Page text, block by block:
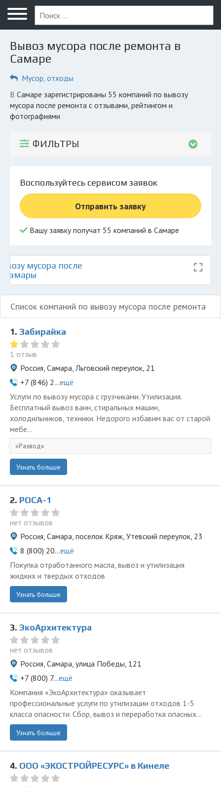
Меню
Главная
Вопрос юристу
Компании
КОМПАНИЯМ
© 2026 Все права защищены
Вывоз мусора после ремонта в
Самаре
Мусор, отходы
в Самаре зарегистрированы 55 компаний по вывозу
мусора после ремонта с отзывами, рейтингом и
фотографиями
ФИЛЬТРЫ
Воспользуйтесь сервисом заявок
Отправить заявку
Вашу заявку получат 55 компаний в Самаре
мусора после
Самары
Список компаний по вывозу мусора после ремонта
1. Забирайка
1 отзыв
Россия, Самара, Льговский переулок, 21
+7 (846) 2...ещё
Услуги по вывозу мусора с грузчиками. Утилизация.
Бесплатный вывоз ванн, стиральных машин,
холодильников, техники. Недорого избавим вас от старой
мебе...
Развод
Узнать больше
2. РОСА-1
нет отзывов
Россия, Самара, поселок Кряж, Утевский переулок, 23
8 (800) 20...ещё
Покупка отработанного масла, вывоз и утилизация
жидких и твердых отходов
Узнать больше
3. ЭкоАрхитектура
нет отзывов
Россия, Самара, улица Победы, 121
+7 (800) 7...ещё
Компания «ЭкоАрхитектура» оказывает
профессиональные услуги по утилизации отходов 1-5
класса опасности. Сбор, вывоз и переработка опасных...
Узнать больше
4. ООО «ЭКОСТРОЙРЕСУРС» в Кинеле